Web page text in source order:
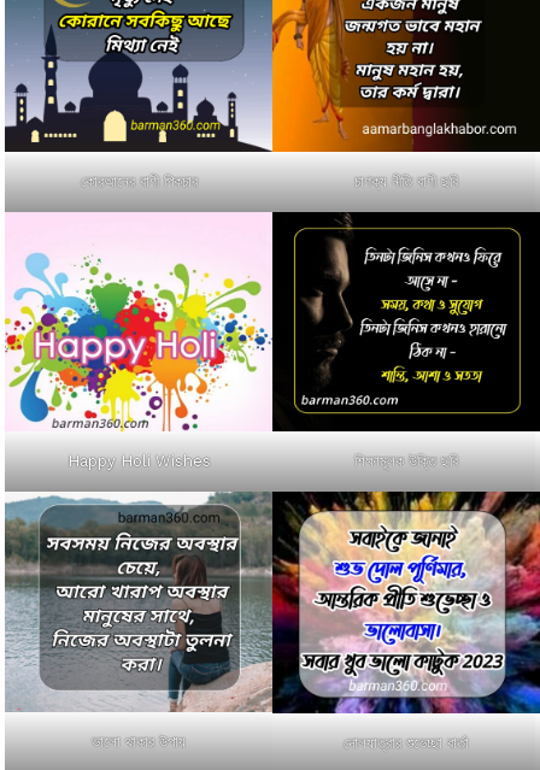
কোরআনের বাণী পিকচার চাণক্য নীতি বাণী ছবি
Happy Holi Wishes শিক্ষামূলক উক্তি ছবি
ভালো থাকার উপায় দোলযাত্রার শুভেচ্ছা বার্তা